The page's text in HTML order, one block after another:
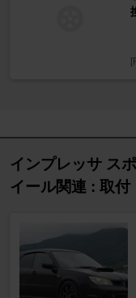
インプレッサ ス
イール関連 : 取